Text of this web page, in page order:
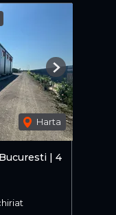
Harta
Next
| 4